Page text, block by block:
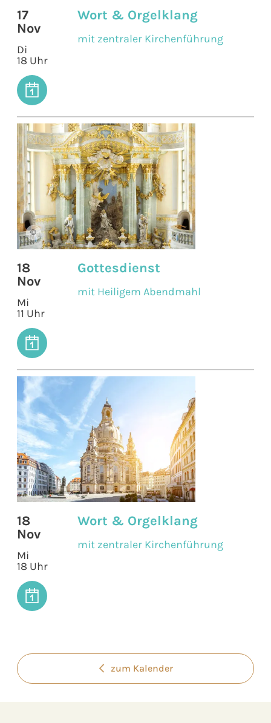
17
Nov
Di
18 Uhr
Wort & Orgelklang
mit zentraler Kirchenführung
©
18
Nov
Mi
11 Uhr
Gottesdienst
mit Heiligem Abendmahl
18
Nov
Mi
18 Uhr
Wort & Orgelklang
mit zentraler Kirchenführung
zum Kalender